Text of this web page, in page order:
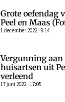
Grote oefendag
Peel en Maas
1 december 2022 | 9:14
Vergunning aan
huisartsen uit
verleend
17 juni 2022 | 17:05